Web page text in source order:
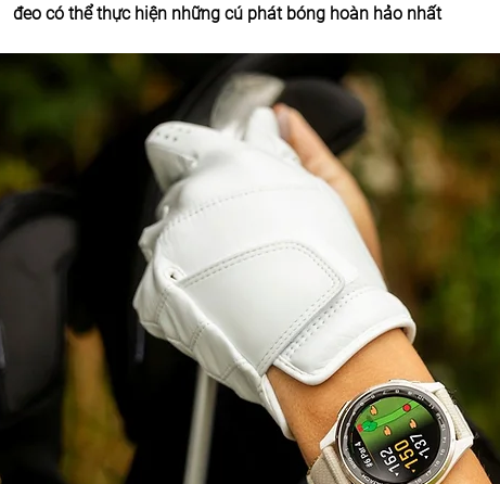
đeo có thể thực hiện những cú phát bóng hoàn hảo nhất